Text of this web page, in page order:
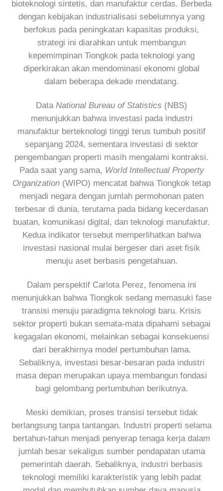
bioteknologi sintetis, dan manufaktur cerdas. Berbeda
dengan kebijakan industrialisasi sebelumnya yang
berfokus pada peningkatan kapasitas produksi,
strategi ini diarahkan untuk membangun
kepemimpinan Tiongkok pada teknologi yang
diperkirakan akan mendominasi ekonomi global
dalam beberapa dekade mendatang.
Data National Bureau of Statistics (NBS)
menunjukkan bahwa investasi pada industri
manufaktur berteknologi tinggi terus tumbuh positif
sepanjang 2024, sementara investasi di sektor
pengembangan properti masih mengalami kontraksi.
Pada saat yang sama, World Intellectual Property
Organization (WIPO) mencatat bahwa Tiongkok tetap
menjadi negara dengan jumlah permohonan paten
terbesar di dunia, terutama pada bidang kecerdasan
buatan, komunikasi digital, dan teknologi manufaktur.
Kedua indikator tersebut memperlihatkan bahwa
investasi nasional mulai bergeser dari aset fisik
menuju aset berbasis pengetahuan.
Dalam perspektif Carlota Perez, fenomena ini
menunjukkan bahwa Tiongkok sedang memasuki fase
transisi menuju paradigma teknologi baru. Krisis
sektor properti bukan semata-mata dipahami sebagai
kegagalan ekonomi, melainkan sebagai konsekuensi
dari berakhirnya model pertumbuhan lama.
Sebaliknya, investasi besar-besaran pada industri
masa depan merupakan upaya membangun fondasi
bagi gelombang pertumbuhan berikutnya.
Meski demikian, proses transisi tersebut tidak
berlangsung tanpa tantangan. Industri properti selama
bertahun-tahun menjadi penyerap tenaga kerja dalam
jumlah besar sekaligus sumber pendapatan utama
pemerintah daerah. Sebaliknya, industri berbasis
teknologi memiliki karakteristik yang lebih padat